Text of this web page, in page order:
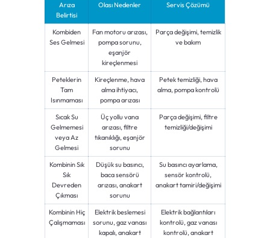
Arıza
Belirtisi
Olası Nedenler Servis Çözümü
Kombiden
Ses Gelmesi
Fan motoru arızası,
pompa sorunu,
eşanjör
kireçlenmesi
Parça değişimi, temizlik
ve bakım
Peteklerin
Tam
Isınmaması
Kireçlenme, hava
alma ihtiyacı,
pompa arızası
Petek temizliği, hava
alma, pompa kontrolü
Sıcak Su
Gelmemesi
veya Az
Gelmesi
Üç yollu vana
arızası, filtre
tıkanıklığı, eşanjör
sorunu
Parça değişimi, filtre
temizliği/değişimi
Kombinin Sık
Sık
Devreden
Çıkması
Düşük su basıncı,
baca sensörü
arızası, anakart
sorunu
Su basıncı ayarlama,
sensör kontrolü,
anakart tamiri/değişimi
Kombinin Hiç
Çalışmaması
Elektrik beslemesi
sorunu, gaz vanası
kapalı, anakart
Elektrik bağlantıları
kontrolü, gaz vanası
kontrolü, anakart